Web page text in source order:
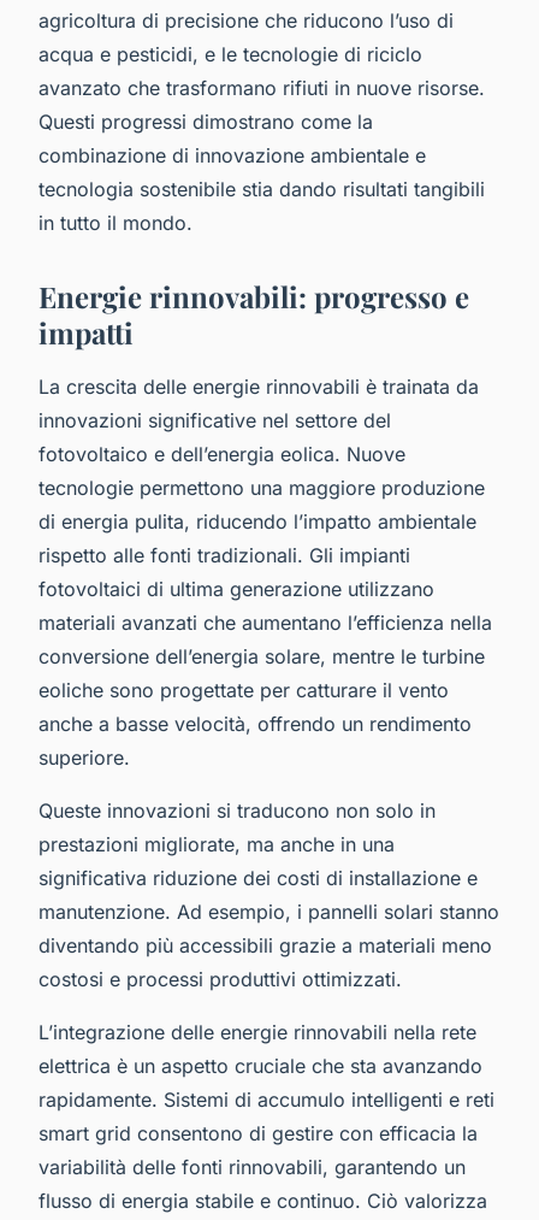
agricoltura di precisione che riducono l’uso di
acqua e pesticidi, e le tecnologie di riciclo
avanzato che trasformano rifiuti in nuove risorse.
Questi progressi dimostrano come la
combinazione di innovazione ambientale e
tecnologia sostenibile stia dando risultati tangibili
in tutto il mondo.
Energie rinnovabili: progresso e
impatti
La crescita delle energie rinnovabili è trainata da
innovazioni significative nel settore del
fotovoltaico e dell’energia eolica. Nuove
tecnologie permettono una maggiore produzione
di energia pulita, riducendo l’impatto ambientale
rispetto alle fonti tradizionali. Gli impianti
fotovoltaici di ultima generazione utilizzano
materiali avanzati che aumentano l’efficienza nella
conversione dell’energia solare, mentre le turbine
eoliche sono progettate per catturare il vento
anche a basse velocità, offrendo un rendimento
superiore.
Queste innovazioni si traducono non solo in
prestazioni migliorate, ma anche in una
significativa riduzione dei costi di installazione e
manutenzione. Ad esempio, i pannelli solari stanno
diventando più accessibili grazie a materiali meno
costosi e processi produttivi ottimizzati.
L’integrazione delle energie rinnovabili nella rete
elettrica è un aspetto cruciale che sta avanzando
rapidamente. Sistemi di accumulo intelligenti e reti
smart grid consentono di gestire con efficacia la
variabilità delle fonti rinnovabili, garantendo un
flusso di energia stabile e continuo. Ciò valorizza